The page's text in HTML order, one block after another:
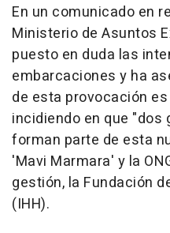
En un comunicado en
Ministerio de Asuntos
puesto en duda las
embarcaciones y ha
de esta provocación
incidiendo en que
forman parte de esta
'Mavi Marmara' y la
gestión, la Fundación
(IHH).